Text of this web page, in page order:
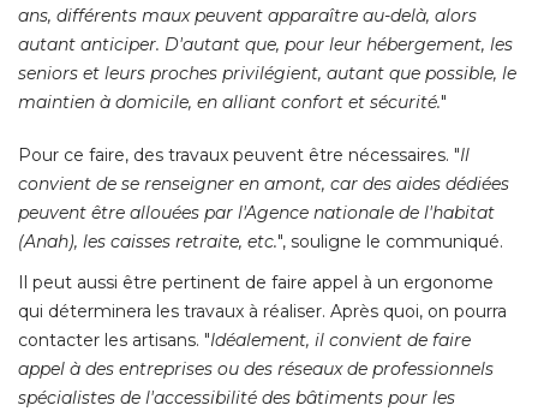
ans, différents maux peuvent apparaître au-delà, alors
autant anticiper. D'autant que, pour leur hébergement, les
seniors et leurs proches privilégient, autant que possible, le
maintien à domicile, en alliant confort et sécurité."
Pour ce faire, des travaux peuvent être nécessaires. "Il
convient de se renseigner en amont, car des aides dédiées
peuvent être allouées par l'Agence nationale de l'habitat
(Anah), les caisses retraite, etc.", souligne le communiqué.
Il peut aussi être pertinent de faire appel à un ergonome
qui déterminera les travaux à réaliser. Après quoi, on pourra
contacter les artisans. "Idéalement, il convient de faire
appel à des entreprises ou des réseaux de professionnels
spécialistes de l'accessibilité des bâtiments pour les